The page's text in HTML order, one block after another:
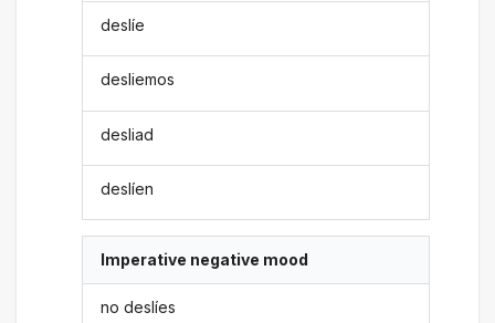
deslíe
desliemos
desliad
deslíen
Imperative negative mood
no deslíes